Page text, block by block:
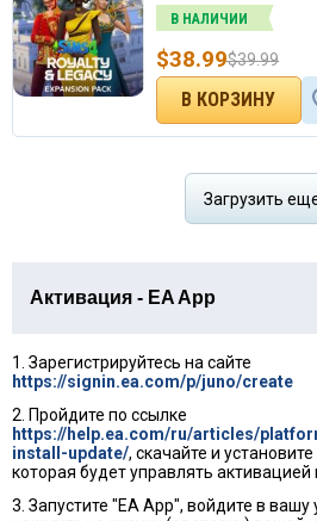
В НАЛИЧИИ
$39.99
$38.99
Загрузить
Активация - EA App
1. Зарегистрируйтесь на сайте
https://signin.ea.com/p/juno/create
2. Пройдите по ссылке
https://help.ea.com/ru/articles/
install-update/, скачайте и
которая будет управлять активацией
3. Запустите "EA App", войдите в вашу